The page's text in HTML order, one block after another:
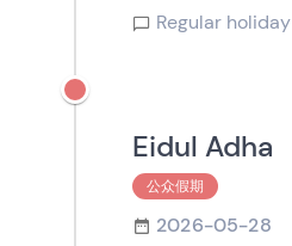
Regular holiday
Eidul Adha
公众假期
2026-05-28